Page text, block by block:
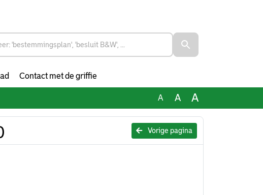
Contact met de griffie
A A A
Vorige pagina